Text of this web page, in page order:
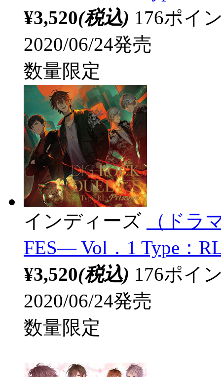
¥3,520(税込) 176ポイ
2020/06/24発売
数量限定
インディーズ
（ドラ
FES― Vol．1 Type：
¥3,520(税込) 176ポイ
2020/06/24発売
数量限定